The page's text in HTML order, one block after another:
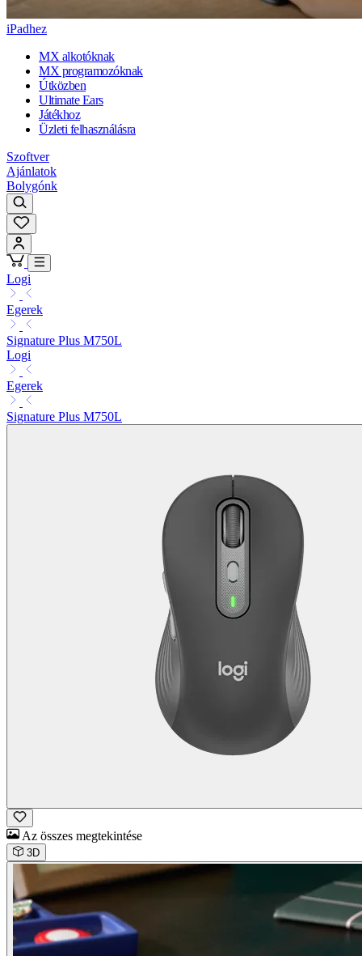
iPadhez
MX alkotóknak
MX programozóknak
Útközben
Ultimate Ears
Játékhoz
Üzleti felhasználásra
Szoftver
Ajánlatok
Bolygónk
Logi
Egerek
Signature Plus M750L
Logi
Egerek
Signature Plus M750L
Az összes megtekintése
3D